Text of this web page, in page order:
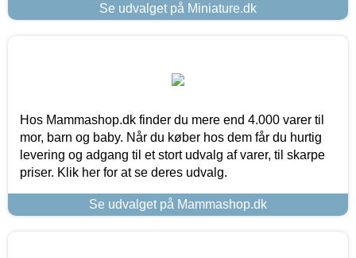
Se udvalget på Miniature.dk
Hos Mammashop.dk finder du mere end 4.000 varer til
mor, barn og baby. Når du køber hos dem får du hurtig
levering og adgang til et stort udvalg af varer, til skarpe
priser. Klik her for at se deres udvalg.
Se udvalget på Mammashop.dk